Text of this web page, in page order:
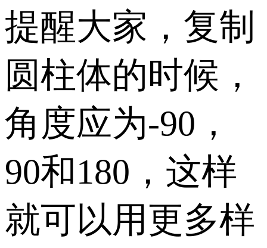
提醒大家，复制
圆柱体的时候，
角度应为-90，
90和180，这样
就可以用更多样